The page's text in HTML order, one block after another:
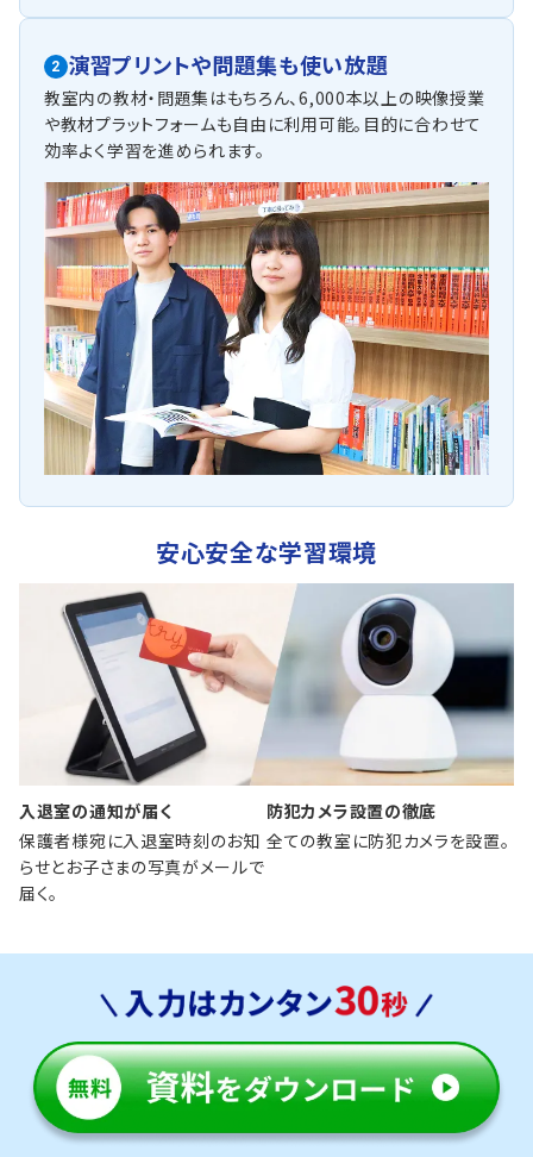
2 演習プリントや問題集も使い放題
教室内の教材・問題集はもちろん、6,000本以上の映像授業
や教材プラットフォームも自由に利用可能。目的に合わせて
効率よく学習を進められます。
安心安全な学習環境
入退室の通知が届く
保護者様宛に入退室時刻のお知
らせとお子さまの写真がメールで
届く。
防犯カメラ設置の徹底
全ての教室に防犯カメラを設置。